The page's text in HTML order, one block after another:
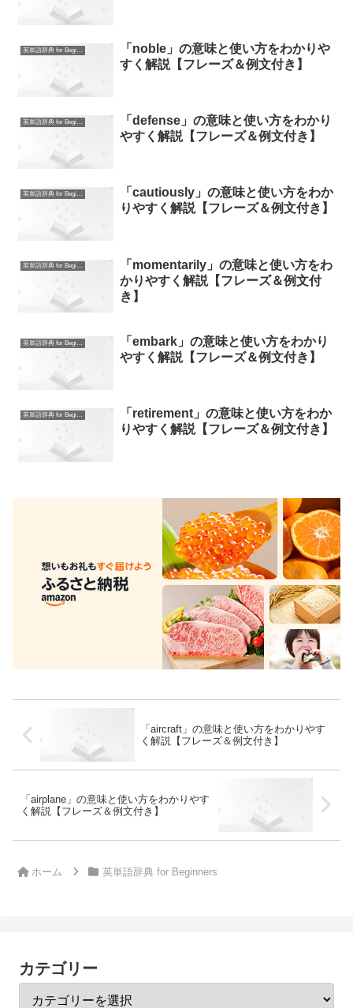
英単語辞典 for Beginners
「noble」の意味と使い方をわかりや
すく解説【フレーズ＆例文付き】
英単語辞典 for Beginners
「defense」の意味と使い方をわかり
やすく解説【フレーズ＆例文付き】
英単語辞典 for Beginners
「cautiously」の意味と使い方をわか
りやすく解説【フレーズ＆例文付き】
英単語辞典 for Beginners
「momentarily」の意味と使い方をわ
かりやすく解説【フレーズ＆例文付
き】
英単語辞典 for Beginners
「embark」の意味と使い方をわかり
やすく解説【フレーズ＆例文付き】
英単語辞典 for Beginners
「retirement」の意味と使い方をわか
りやすく解説【フレーズ＆例文付き】
「aircraft」の意味と使い方をわかりやす
く解説【フレーズ＆例文付き】
「airplane」の意味と使い方をわかりやす
く解説【フレーズ＆例文付き】
ホーム 英単語辞典 for Beginners
カテゴリー